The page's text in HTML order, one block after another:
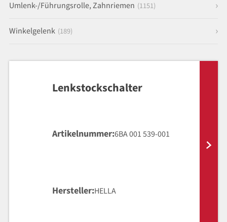
Lenkstockschalter
Artikelnummer 6BA 001 539-001
Hersteller HELLA
Umlenk-/Führungsrolle, Zahnriemen (1151)
Winkelgelenk (189)